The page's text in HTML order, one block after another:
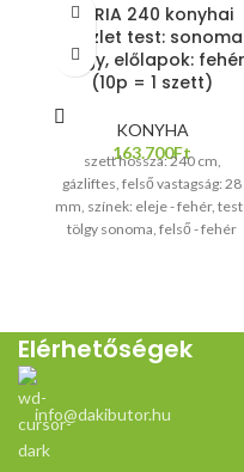
DARIA 240 konyhai
készlet test: sonoma
tölgy, előlapok: fehér
(10p = 1 szett)
KONYHA
163.700Ft
szett hossza: 240 cm,
gázliftes, felső vastagság: 28
mm, színek: eleje - fehér, test
tölgy sonoma, felső - fehér
Elérhetőségek
info@dakibutor.hu